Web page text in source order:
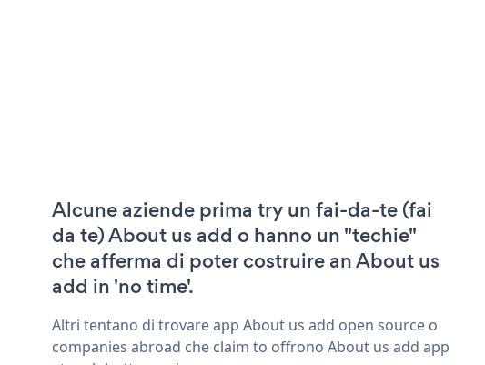
Alcune aziende prima try un fai-da-te (fai
da te) About us add o hanno un "techie"
che afferma di poter costruire an About us
add in 'no time'.
Altri tentano di trovare app About us add open source o
companies abroad che claim to offrono About us add app